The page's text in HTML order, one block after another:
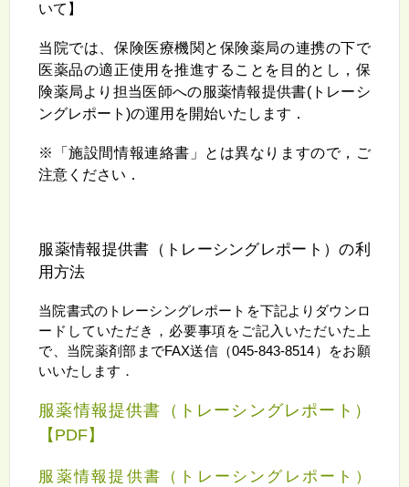
いて】
当院では、保険医療機関と保険薬局の連携の下で
医薬品の適正使用を推進することを目的とし，保
険薬局より担当医師への服薬情報提供書(トレーシ
ングレポート)の運用を開始いたします．
※「施設間情報連絡書」とは異なりますので，ご
注意ください．
服薬情報提供書（トレーシングレポート）の利
用方法
当院書式のトレーシングレポートを下記よりダウンロ
ードしていただき，必要事項をご記入いただいた上
で、当院薬剤部までFAX送信（045-843-8514）をお願
いいたします．
服薬情報提供書（トレーシングレポート）
【PDF】
服薬情報提供書（トレーシングレポート）